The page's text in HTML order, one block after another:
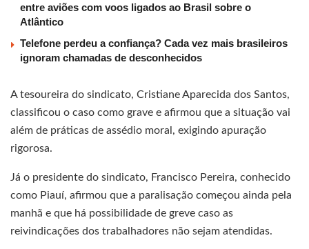
entre aviões com voos ligados ao Brasil sobre o
Atlântico
Telefone perdeu a confiança? Cada vez mais brasileiros
ignoram chamadas de desconhecidos
A tesoureira do sindicato, Cristiane Aparecida dos Santos,
classificou o caso como grave e afirmou que a situação vai
além de práticas de assédio moral, exigindo apuração
rigorosa.
Já o presidente do sindicato, Francisco Pereira, conhecido
como Piauí, afirmou que a paralisação começou ainda pela
manhã e que há possibilidade de greve caso as
reivindicações dos trabalhadores não sejam atendidas.